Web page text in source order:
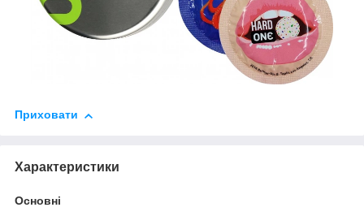
Приховати
Характеристики
Основні